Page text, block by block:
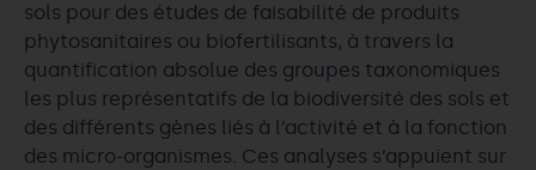
sols pour des études de faisabilité de produits
phytosanitaires ou biofertilisants, à travers la
quantification absolue des groupes taxonomiques
les plus représentatifs de la biodiversité des sols et
des différents gènes liés à l’activité et à la fonction
des micro-organismes. Ces analyses s’appuient sur